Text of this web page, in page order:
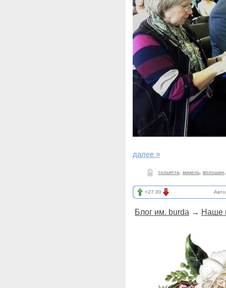
далее »
тольятти микель волошин
+27.00
Блог им. burda → Наше